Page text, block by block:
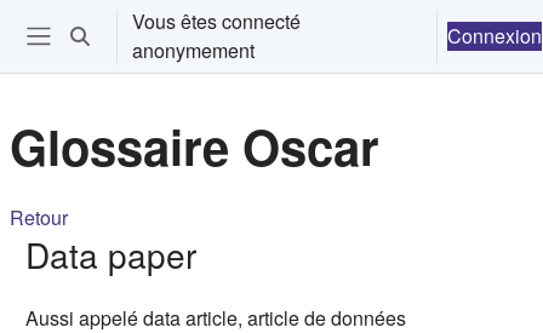
Passer au contenu principal
Ouvrir le menu de navigation
Activer/désactiver la saisie de recherche
Vous êtes connecté
anonymement
Connexion
Glossaire Oscar
Retour
Data paper
Aussi appelé data article, article de données